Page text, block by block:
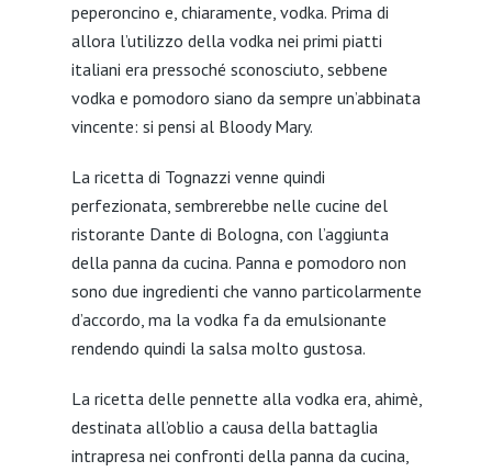
peperoncino e, chiaramente, vodka. Prima di
allora l’utilizzo della vodka nei primi piatti
italiani era pressoché sconosciuto, sebbene
vodka e pomodoro siano da sempre un’abbinata
vincente: si pensi al Bloody Mary.
La ricetta di Tognazzi venne quindi
perfezionata, sembrerebbe nelle cucine del
ristorante Dante di Bologna, con l’aggiunta
della panna da cucina. Panna e pomodoro non
sono due ingredienti che vanno particolarmente
d’accordo, ma la vodka fa da emulsionante
rendendo quindi la salsa molto gustosa.
La ricetta delle pennette alla vodka era, ahimè,
destinata all’oblio a causa della battaglia
intrapresa nei confronti della panna da cucina,